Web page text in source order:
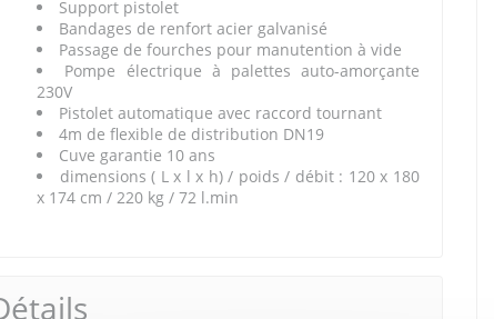
Support pistolet
Bandages de renfort acier galvanisé
Passage de fourches pour manutention à vide
Pompe électrique à palettes auto-amorçante
230V
Pistolet automatique avec raccord tournant
4m de flexible de distribution DN19
Cuve garantie 10 ans
dimensions ( L x l x h) / poids / débit : 120 x 180
x 174 cm / 220 kg / 72 l.min